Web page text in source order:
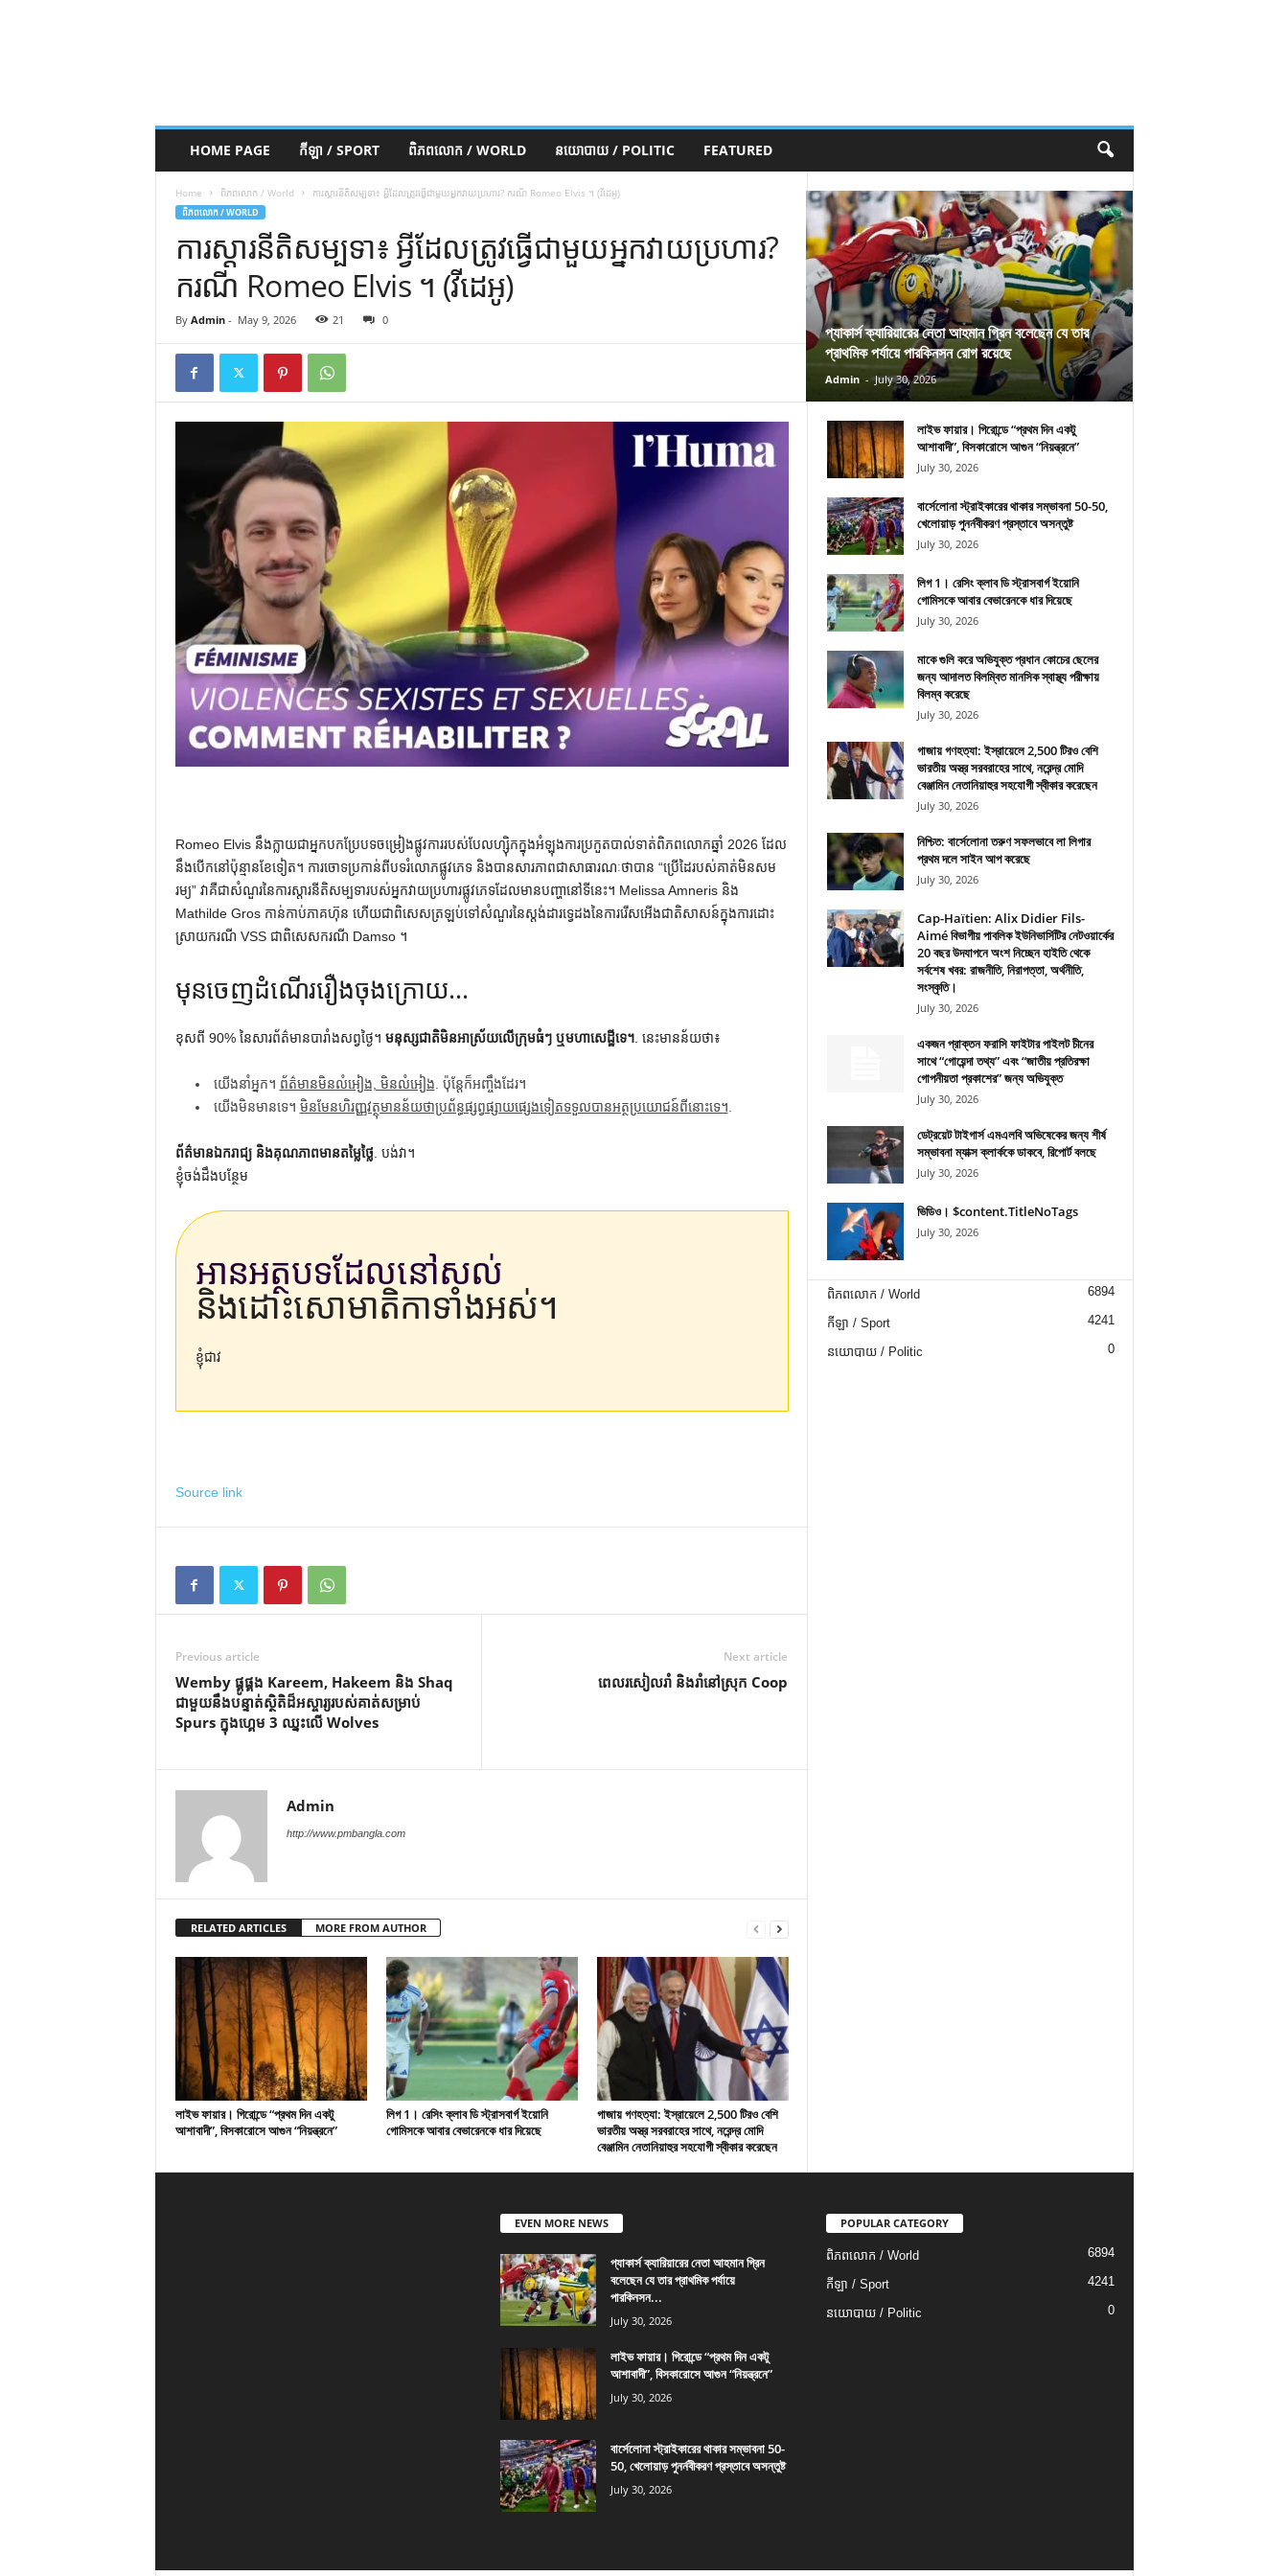
HOME PAGE កីឡា / SPORT ពិភពលោក / WORLD នយោបាយ / POLITIC FEATURED
Home ពិភពលោក / World ការស្តារនីតិសម្បទា៖ អ្វីដែលត្រូវធ្វើជាមួយអ្នកវាយប្រហារ? ករណី Romeo Elvis ។ (វីដេអូ)
ពិភពលោក / WORLD
ការស្តារនីតិសម្បទា៖ អ្វីដែលត្រូវធ្វើជាមួយអ្នកវាយប្រហារ?
ករណី Romeo Elvis ។ (វីដេអូ)
By Admin- May 9, 2026 21 0
Romeo Elvis នឹងក្លាយជាអ្នកបកប្រែបទចម្រៀងផ្លូវការរបស់បែលហ្ស៊ិកក្នុងអំឡុងការប្រកួតបាល់ទាត់ពិភពលោកឆ្នាំ 2026 ដែល
នឹងបើកនៅប៉ុន្មានខែទៀត។ ការចោទប្រកាន់ពីបទរំលោភផ្លូវភេទ និងបានសារភាពជាសាធារណៈថាបាន “ប្រើដៃរបស់គាត់មិនសម
រម្យ” វាគឺជាសំណួរនៃការស្តារនីតិសម្បទារបស់អ្នកវាយប្រហារផ្លូវភេទដែលមានបញ្ហានៅទីនេះ។ Melissa Amneris និង
Mathilde Gros កាន់កាប់ភាគហ៊ុន ហើយជាពិសេសត្រឡប់ទៅសំណួរនៃស្តង់ដារទ្វេដងនៃការរើសអើងជាតិសាសន៍ក្នុងការដោះ
ស្រាយករណី VSS ជាពិសេសករណី Damso ។
មុន​ចេញ​ដំណើរ​រឿង​ចុង​ក្រោយ…
ខុសពី 90% នៃសារព័ត៌មានបារាំងសព្វថ្ងៃ។ មនុស្សជាតិមិនអាស្រ័យលើក្រុមធំៗ ឬមហាសេដ្ឋីទេ។. នេះមានន័យថា៖
យើងនាំអ្នក។ ព័ត៌មានមិនលំអៀង, មិនលំអៀង . ប៉ុន្តែក៏អញ្ចឹងដែរ។
យើងមិនមានទេ។ មិនមែនហិរញ្ញវត្ថុមានន័យថាប្រព័ន្ធផ្សព្វផ្សាយផ្សេងទៀតទទួលបានអត្ថប្រយោជន៍ពីនោះទេ។
ព័ត៌មានឯករាជ្យ និងគុណភាពមានតម្លៃថ្លៃ . បង់វា។
ខ្ញុំចង់ដឹងបន្ថែម
អានអត្ថបទដែលនៅសល់
និងដោះសោមាតិកាទាំងអស់។
ខ្ញុំជាវ
Source link
Previous article
Wemby ផ្គូផ្គង Kareem, Hakeem និង Shaq
ជាមួយនឹងបន្ទាត់ស្ថិតិដ៏អស្ចារ្យរបស់គាត់សម្រាប់
Spurs ក្នុងហ្គេម 3 ឈ្នះលើ Wolves
Next article
ពេលរសៀលរាំ និងរាំនៅស្រុក Coop
Admin
http://www.pmbangla.com
RELATED ARTICLES MORE FROM AUTHOR
লাইভ ফায়ার। গিরোন্ডে “প্রথম দিন একটু
আশাবাদী”, বিসকারোসে আগুন “নিয়ন্ত্রনে”
লিগ 1। রেসিং ক্লাব ডি স্ট্রাসবার্গ ইয়োনি
গোমিসকে আবার বেভারেনকে ধার দিয়েছে
গাজায় গণহত্যা: ইস্রায়েলে 2,500 টিরও বেশি
ভারতীয় অস্ত্র সরবরাহের সাথে, নরেন্দ্র মোদি
বেঞ্জামিন নেতানিয়াহুর সহযোগী স্বীকার করেছেন
প্যাকার্স ক্যারিয়ারের নেতা আহমান গ্রিন বলেছেন যে তার
প্রাথমিক পর্যায়ে পারকিনসন রোগ রয়েছে
Admin - July 30, 2026
লাইভ ফায়ার। গিরোন্ডে “প্রথম দিন একটু
আশাবাদী”, বিসকারোসে আগুন “নিয়ন্ত্রনে”
July 30, 2026
বার্সেলোনা স্ট্রাইকারের থাকার সম্ভাবনা 50-50,
খেলোয়াড় পুনর্নবীকরণ প্রস্তাবে অসন্তুষ্ট
July 30, 2026
লিগ 1। রেসিং ক্লাব ডি স্ট্রাসবার্গ ইয়োনি
গোমিসকে আবার বেভারেনকে ধার দিয়েছে
July 30, 2026
মাকে গুলি করে অভিযুক্ত প্রধান কোচের ছেলের
জন্য আদালত বিলম্বিত মানসিক স্বাস্থ্য পরীক্ষায়
বিলম্ব করেছে
July 30, 2026
গাজায় গণহত্যা: ইস্রায়েলে 2,500 টিরও বেশি
ভারতীয় অস্ত্র সরবরাহের সাথে, নরেন্দ্র মোদি
বেঞ্জামিন নেতানিয়াহুর সহযোগী স্বীকার করেছেন
July 30, 2026
নিশ্চিত: বার্সেলোনা তরুণ সফলভাবে লা লিগার
প্রথম দলে সাইন আপ করেছে
July 30, 2026
Cap-Haïtien: Alix Didier Fils-
Aimé বিভাগীয় পাবলিক ইউনিভার্সিটির নেটওয়ার্কের
20 বছর উদযাপনে অংশ নিচ্ছেন হাইতি থেকে
সর্বশেষ খবর: রাজনীতি, নিরাপত্তা, অর্থনীতি,
সংস্কৃতি।
July 30, 2026
একজন প্রাক্তন ফরাসি ফাইটার পাইলট চীনের
সাথে “গোয়েন্দা তথ্য” এবং “জাতীয় প্রতিরক্ষা
গোপনীয়তা প্রকাশের” জন্য অভিযুক্ত
July 30, 2026
ডেট্রয়েট টাইগার্স এমএলবি অভিষেকের জন্য শীর্ষ
সম্ভাবনা ম্যাক্স ক্লার্ককে ডাকবে, রিপোর্ট বলছে
July 30, 2026
ভিডিও। $content.TitleNoTags
July 30, 2026
ពិភពលោក / World 6894
កីឡា / Sport 4241
នយោបាយ / Politic 0
EVEN MORE NEWS
প্যাকার্স ক্যারিয়ারের নেতা আহমান গ্রিন
বলেছেন যে তার প্রাথমিক পর্যায়ে
পারকিনসন...
July 30, 2026
লাইভ ফায়ার। গিরোন্ডে “প্রথম দিন একটু
আশাবাদী”, বিসকারোসে আগুন “নিয়ন্ত্রনে”
July 30, 2026
বার্সেলোনা স্ট্রাইকারের থাকার সম্ভাবনা 50-
50, খেলোয়াড় পুনর্নবীকরণ প্রস্তাবে অসন্তুষ্ট
July 30, 2026
POPULAR CATEGORY
ពិភពលោក / World 6894
កីឡា / Sport 4241
នយោបាយ / Politic 0